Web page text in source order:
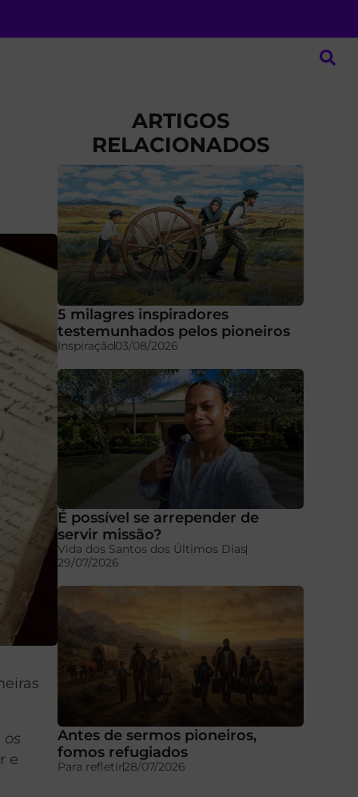
os
e
ARTIGOS
RELACIONADOS
5 milagres inspiradores
testemunhados pelos pioneiros
Inspiração03/08/2026
É possível se arrepender de
servir missão?
Vida dos Santos dos Últimos Dias
29/07/2026
Antes de sermos pioneiros,
fomos refugiados
Para refletir28/07/2026